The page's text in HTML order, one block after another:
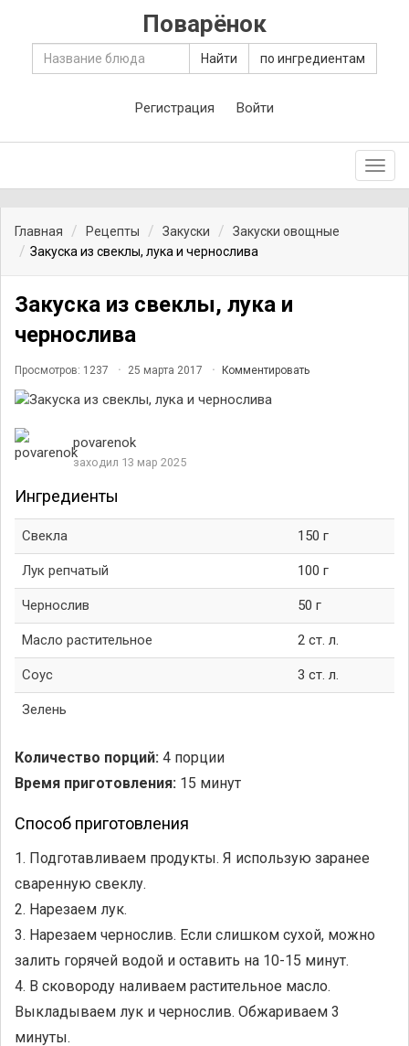
Поварёнок
Найти по ингредиентам
Регистрация Войти
Главная Рецепты Закуски
Закуски овощные
Закуска из свеклы, лука и чернослива
Закуска из свеклы, лука и
чернослива
Просмотров: 1237 25 марта 2017 Комментировать
povarenok
заходил 13 мар 2025
Ингредиенты
Свекла 150 г
Лук репчатый 100 г
Чернослив 50 г
Масло растительное 2 ст. л.
Соус 3 ст. л.
Зелень
Количество порций: 4 порции
Время приготовления: 15 минут
Способ приготовления
1. Подготавливаем продукты. Я использую заранее
сваренную свеклу.
2. Нарезаем лук.
3. Нарезаем чернослив. Если слишком сухой, можно
залить горячей водой и оставить на 10-15 минут.
4. В сковороду наливаем растительное масло.
Выкладываем лук и чернослив. Обжариваем 3
минуты.